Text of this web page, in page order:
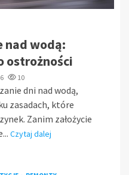
nad wodą:
ostrożności
10
dni nad wodą,
zasadach, które
Zanim założycie
Czytaj dalej